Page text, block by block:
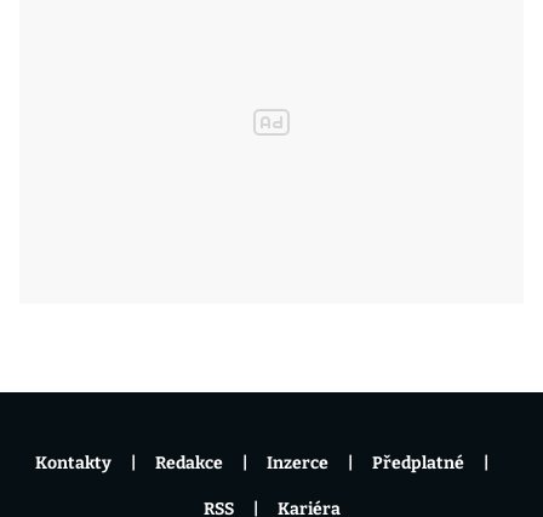
Kontakty Redakce Inzerce Předplatné
RSS Kariéra